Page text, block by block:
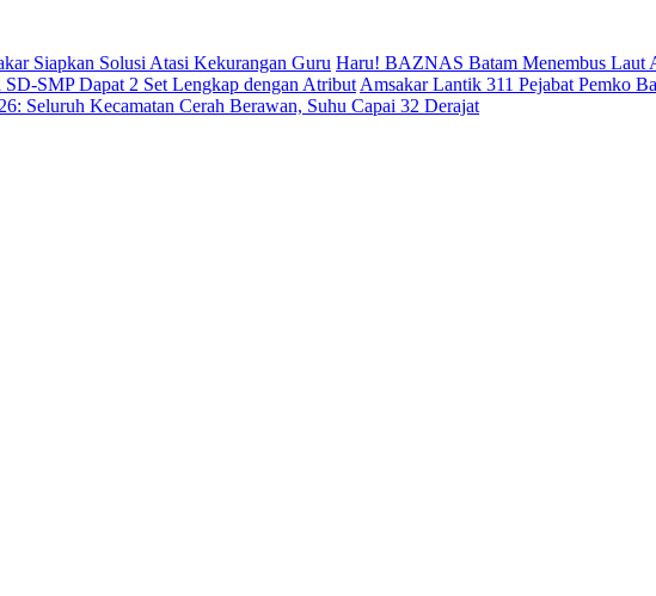
Siapkan Solusi Atasi Kekurangan Guru Haru! BAZNAS Batam Menembus Laut
SMP Dapat 2 Set Lengkap dengan Atribut Amsakar Lantik 311 Pejabat Pemko
Seluruh Kecamatan Cerah Berawan, Suhu Capai 32 Derajat